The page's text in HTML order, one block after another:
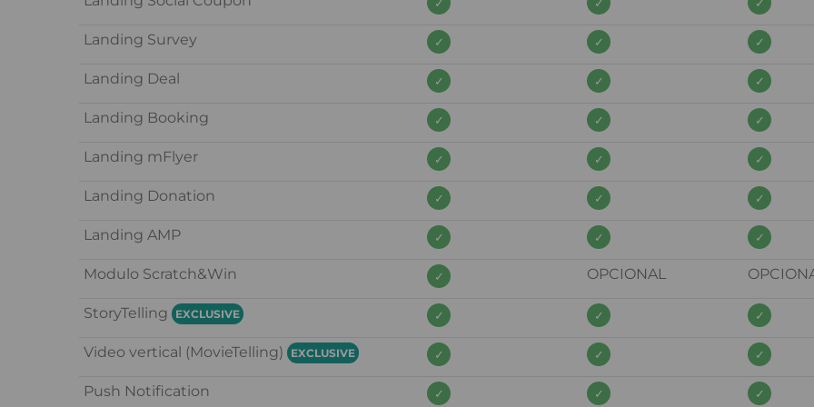
Landing Survey
Landing Deal
Landing Booking
Landing mFlyer
Landing Donation
Landing AMP
Modulo Scratch&Win OPCIONAL
StoryTelling EXCLUSIVE
Video vertical (MovieTelling) EXCLUSIVE
Push Notification